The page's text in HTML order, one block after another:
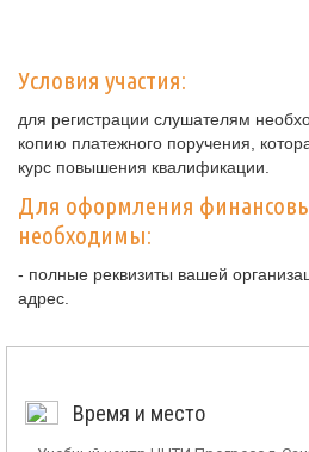
Условия участия:
для регистрации слушателям
копию платежного поручения,
курс повышения квалификации.
Для оформления
необходимы:
- полные реквизиты вашей
адрес.
Время и место